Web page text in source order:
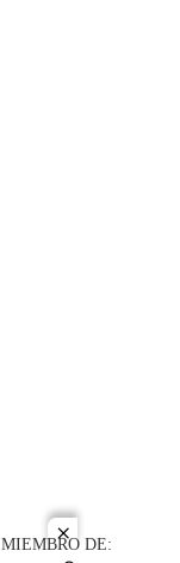
close
MIEMBRO DE: